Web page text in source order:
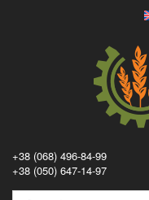
+38 (068) 496-84-99
+38 (050) 647-14-97